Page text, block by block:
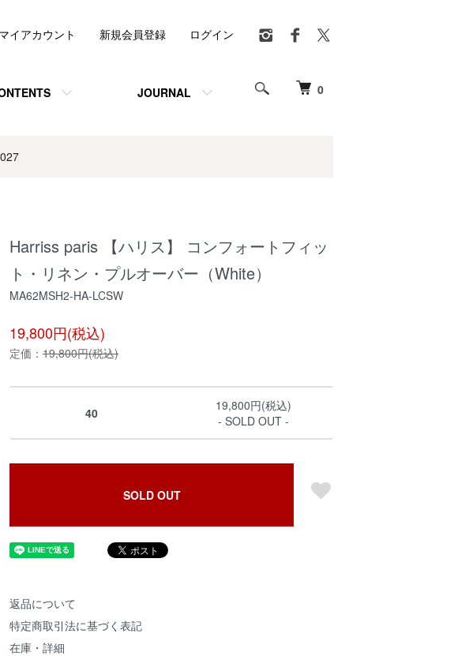
0
JOURNAL
マイアカウント 新規会員登録 ログイン
Harriss paris 【ハリス】 コンフォートフィッ
ト・リネン・プルオーバー（White）
MA62MSH2-HA-LCSW
19,800円(税込)
定価： 19,800円(税込)
40
19,800円(税込)
- SOLD OUT -
SOLD OUT
返品について
特定商取引法に基づく表記
在庫・詳細